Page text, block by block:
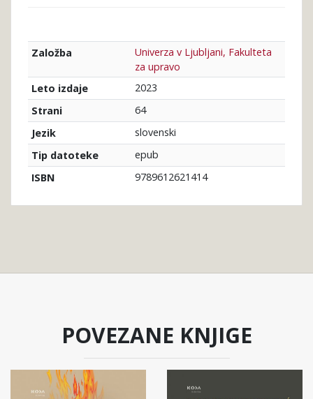
Založba
Univerza v Ljubljani, Fakulteta
za upravo
Leto izdaje
2023
Strani
64
Jezik
slovenski
Tip datoteke
epub
ISBN
9789612621414
POVEZANE KNJIGE